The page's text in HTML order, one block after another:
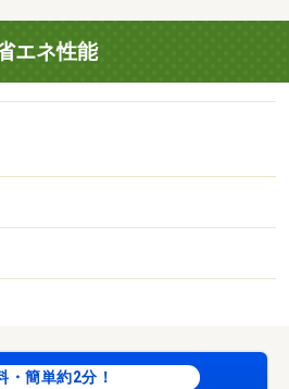
エネ性能
・簡単約2分！